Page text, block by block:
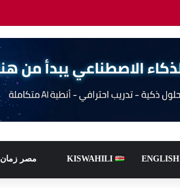
ENGLISH
KISWAHILI مصر زمان